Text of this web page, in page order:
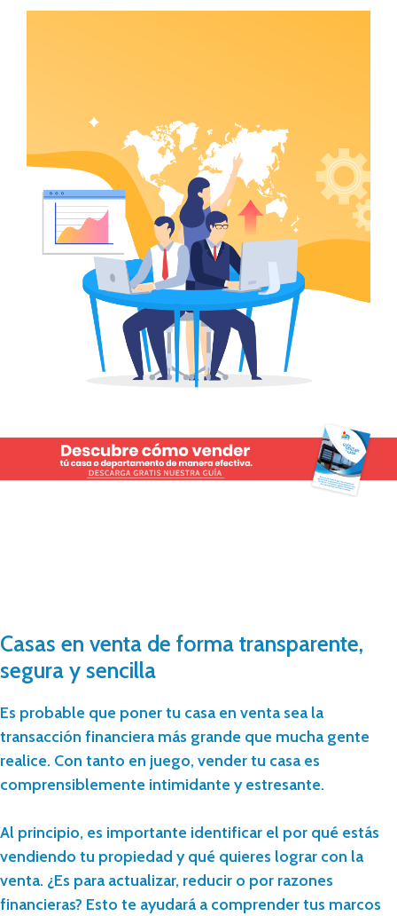
Casas en venta de forma transparente,
segura y sencilla
Es probable que poner tu casa en venta sea la
transacción financiera más grande que mucha gente
realice. Con tanto en juego, vender tu casa es
comprensiblemente intimidante y estresante.
Al principio, es importante identificar el por qué estás
vendiendo tu propiedad y qué quieres lograr con la
venta. ¿Es para actualizar, reducir o por razones
financieras? Esto te ayudará a comprender tus marcos